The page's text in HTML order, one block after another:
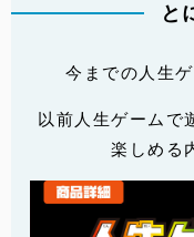
と
今までの人生
以前人生ゲームで
楽しめる